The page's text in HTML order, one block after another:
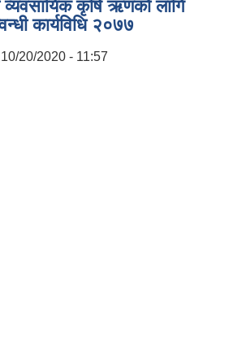
व्यवसायिक कृषि ऋणको लागि
कार्यविधि २०७७
20/2020 - 11:57